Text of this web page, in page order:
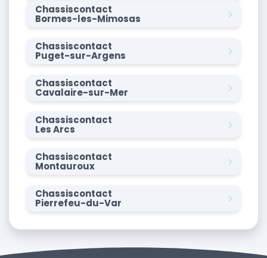
Chassiscontact
Bormes-les-Mimosas
Chassiscontact
Puget-sur-Argens
Chassiscontact
Cavalaire-sur-Mer
Chassiscontact
Les Arcs
Chassiscontact
Montauroux
Chassiscontact
Pierrefeu-du-Var